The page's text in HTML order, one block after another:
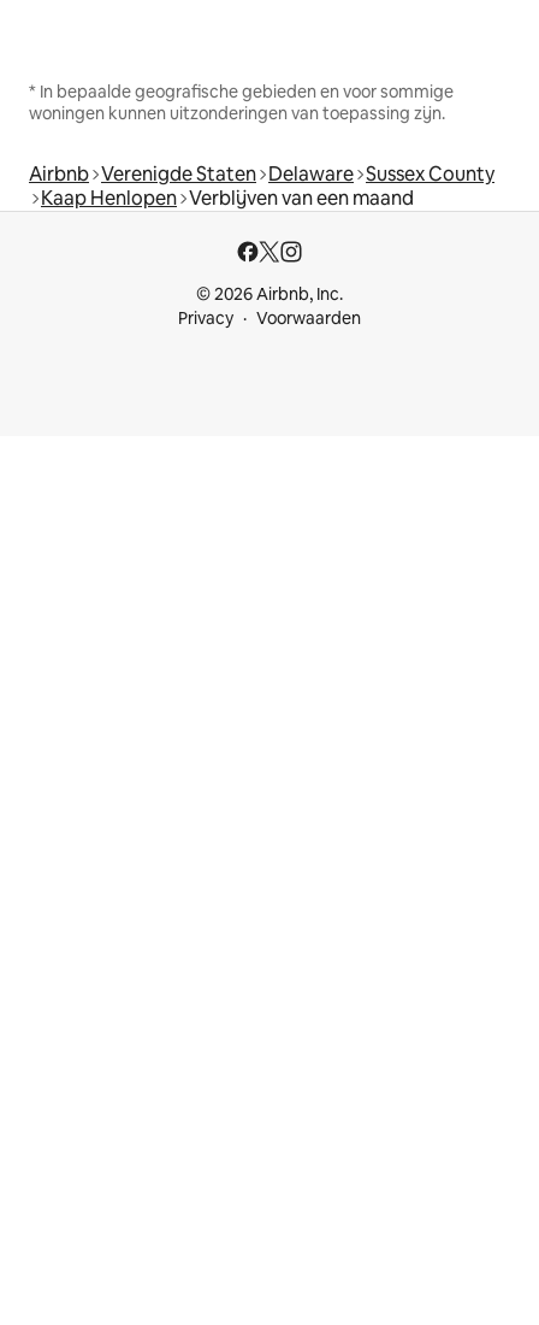
* In bepaalde geografische gebieden en voor sommige
woningen kunnen uitzonderingen van toepassing zijn.
Airbnb Verenigde Staten Delaware Sussex County
Kaap Henlopen Verblijven van een maand
© 2026 Airbnb, Inc.
Privacy
Voorwaarden